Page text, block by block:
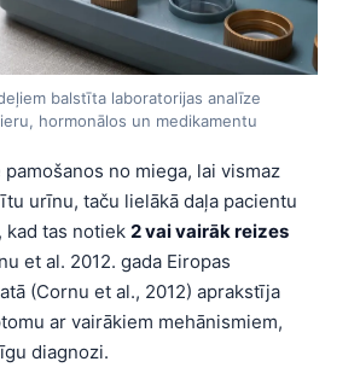
balstīta laboratorijas analīze
hormonālos un medikamentu
no miega, lai vismaz
urīnu, taču lielākā daļa pacientu
tas notiek 2 vai vairāk reizes
et al. 2012. gada Eiropas
(Cornu et al., 2012) aprakstīja
ar vairākiem mehānismiem,
diagnozi.